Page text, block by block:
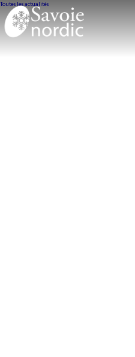
Toutes les actualités